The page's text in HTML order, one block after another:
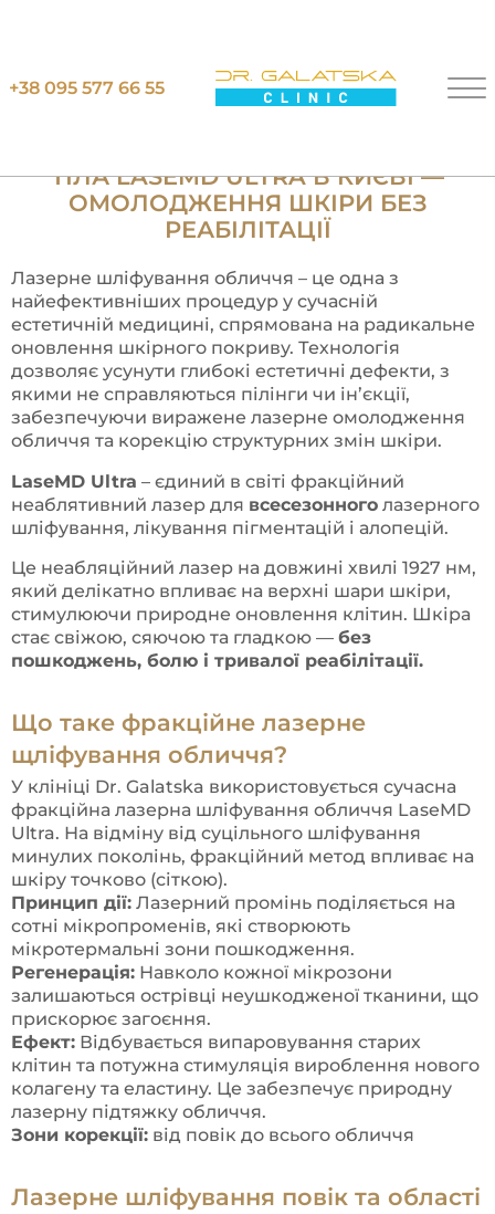
+38 095 577 66 55
Головна
Лазерне шліфування обличчя та тіла LaseMD
ТІЛА LASEMD ULTRA В КИЄВІ —
ОМОЛОДЖЕННЯ ШКІРИ БЕЗ
РЕАБІЛІТАЦІЇ
Лазерне шліфування обличчя – це одна з
найефективніших процедур у сучасній
естетичній медицині, спрямована на радикальне
оновлення шкірного покриву. Технологія
дозволяє усунути глибокі естетичні дефекти, з
якими не справляються пілінги чи ін’єкції,
забезпечуючи виражене лазерне омолодження
обличчя та корекцію структурних змін шкіри.
LaseMD Ultra – єдиний в світі фракційний
неаблятивний лазер для всесезонного лазерного
шліфування, лікування пігментацій і алопецій.
Це неабляційний лазер на довжині хвилі 1927 нм,
який делікатно впливає на верхні шари шкіри,
стимулюючи природне оновлення клітин. Шкіра
стає свіжою, сяючою та гладкою — без
пошкоджень, болю і тривалої реабілітації.
Що таке фракційне лазерне
щліфування обличчя?
У клініці Dr. Galatska використовується сучасна
фракційна лазерна шліфування обличчя LaseMD
Ultra. На відміну від суцільного шліфування
минулих поколінь, фракційний метод впливає на
шкіру точково (сіткою).
Принцип дії: Лазерний промінь поділяється на
сотні мікропроменів, які створюють
мікротермальні зони пошкодження.
Регенерація: Навколо кожної мікрозони
залишаються острівці неушкодженої тканини, що
прискорює загоєння.
Ефект: Відбувається випаровування старих
клітин та потужна стимуляція вироблення нового
колагену та еластину. Це забезпечує природну
лазерну підтяжку обличчя.
Зони корекції: від повік до всього обличчя
Лазерне шліфування повік та області